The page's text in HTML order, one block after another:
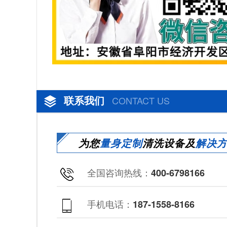
联系我们 CONTACT US
为您量身定制清洗设备及解决
全国咨询热线： 400-6798166
手机电话： 187-1558-8166